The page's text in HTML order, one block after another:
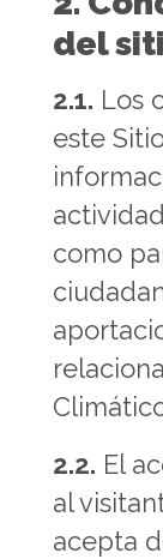
del
2.1. Los
este
como
2.2. El
al
acepta